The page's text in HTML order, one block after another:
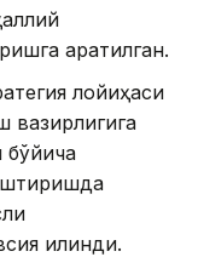
қаратилган.
лойиҳаси
вазирлигига
бўйича
қилинди.